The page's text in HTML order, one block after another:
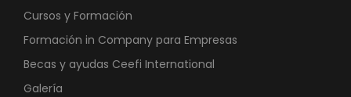
Cursos y Formación
Formación in Company para Empresas
Becas y ayudas Ceefi International
Galería